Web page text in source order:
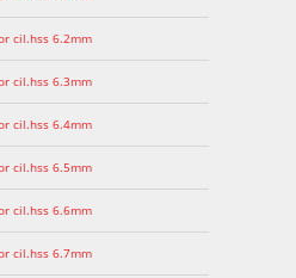
cil.hss 6.2mm
cil.hss 6.3mm
cil.hss 6.4mm
cil.hss 6.5mm
cil.hss 6.6mm
cil.hss 6.7mm